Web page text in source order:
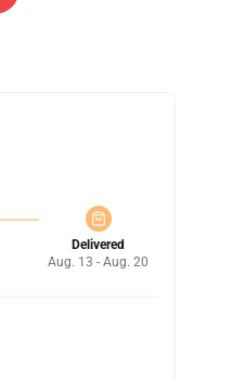
Delivered
Aug. 13 - Aug. 20